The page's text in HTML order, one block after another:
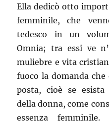
Ella dedicò otto
femminile, che
tedesco in un
Omnia; tra essi ve
muliebre e vita
fuoco la domanda
posta, cioè se esista
della donna, come
essenza